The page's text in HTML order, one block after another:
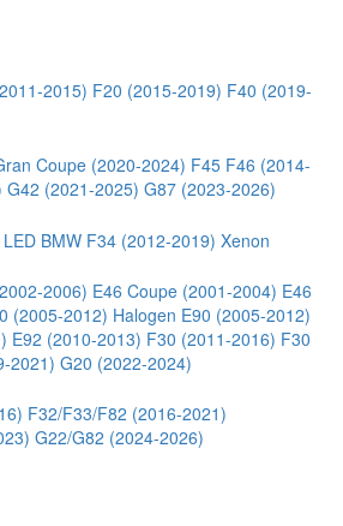
2015) F20 (2015-2019) F40 (2019-
Coupe (2020-2024) F45 F46 (2014-
G42 (2021-2025) G87 (2023-2026)
BMW F34 (2012-2019) Xenon
2006) E46 Coupe (2001-2004) E46
(2005-2012) Halogen E90 (2005-2012)
E92 (2010-2013) F30 (2011-2016) F30
2021) G20 (2022-2024)
F32/F33/F82 (2016-2021)
G22/G82 (2024-2026)